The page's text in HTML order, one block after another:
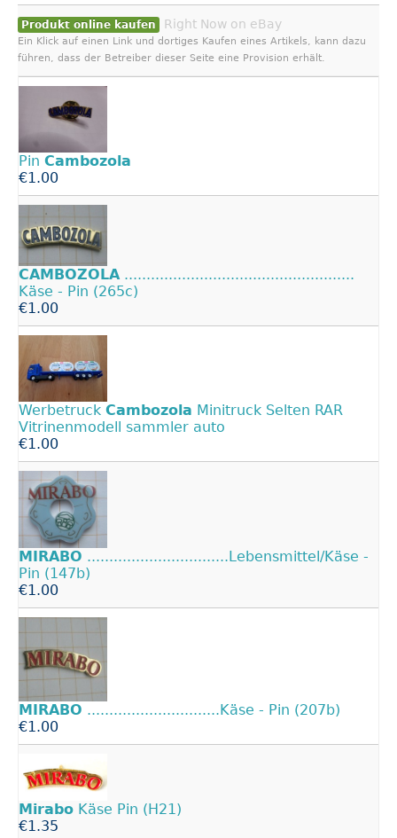
Produkt online kaufen Right Now on eBay
Ein Klick auf einen Link und dortiges Kaufen eines Artikels, kann dazu
führen, dass der Betreiber dieser Seite eine Provision erhält.
Pin Cambozola
€1.00
CAMBOZOLA ....................................................
Käse - Pin (265c)
€1.00
Werbetruck Cambozola Minitruck Selten RAR
Vitrinenmodell sammler auto
€1.00
MIRABO ................................Lebensmittel/Käse -
Pin (147b)
€1.00
MIRABO ..............................Käse - Pin (207b)
€1.00
Mirabo Käse Pin (H21)
€1.35